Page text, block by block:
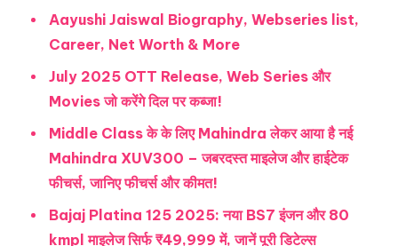
Aayushi Jaiswal Biography, Webseries list,
Career, Net Worth & More
July 2025 OTT Release, Web Series और
Movies जो करेंगे दिल पर कब्जा!
Middle Class के के लिए Mahindra लेकर आया है नई
Mahindra XUV300 – जबरदस्त माइलेज और हाईटेक
फीचर्स, जानिए फीचर्स और कीमत!
Bajaj Platina 125 2025: नया BS7 इंजन और 80
kmpl माइलेज सिर्फ ₹49,999 में, जानें पूरी डिटेल्स